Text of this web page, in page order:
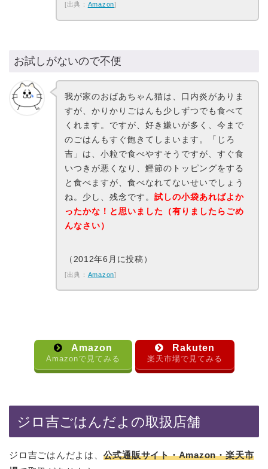
[出典： Amazon]
お試しがないので不便
我が家のおばあちゃん猫は、口内炎がありま
すが、かりかりごはんも少しずつでも食べて
くれます。ですが、好き嫌いが多く、今まで
のごはんもすぐ飽きてしまいます。「じろ
吉」は、小粒で食べやすそうですが、すぐ食
いつきが悪くなり、鰹節のトッピングをする
と食べますが、食べなれてないせいでしょう
ね。少し、残念です。 試しの小袋あればよか
ったかな！と思いました（有りましたらごめ
んなさい）
（2012年6月に投稿）
[出典： Amazon]
Amazon
Amazonで見てみる
Rakuten
楽天市場で見てみる
ジロ吉ごはんだよの取扱店舗
ジロ吉ごはんだよは、 公式通販サイト・Amazon・楽天市